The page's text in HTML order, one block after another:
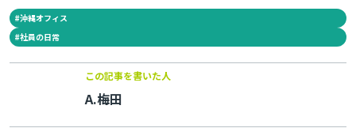
#沖縄オフィス
#社員の日常
この記事を書いた人
A.梅田